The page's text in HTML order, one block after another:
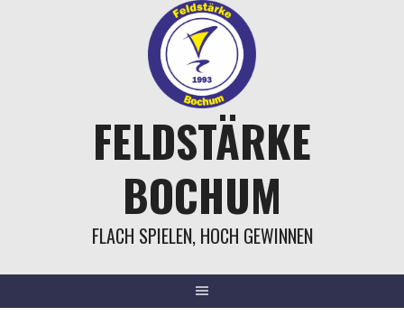
FELDSTÄRKE
BOCHUM
FLACH SPIELEN, HOCH GEWINNEN